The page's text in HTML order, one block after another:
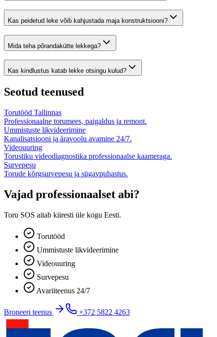
Kas peidetud leke võib kahjustada maja konstruktsiooni?
Mida teha põrandakütte lekkega?
Kas kindlustus katab lekke otsingu kulud?
Seotud teenused
Torutööd Tallinnas
Professionaalne torumees, paigaldus ja remont.
Ummistuste likvideerimine
Kanalisatsiooni ja äravoolu avamine 24/7.
Videouuring
Torustiku videodiagnostika professionaalse kaameraga.
Survepesu
Torude kõrgsurvepesu ja sügavpuhastus.
Vajad professionaalset abi?
Toru SOS aitab kiiresti üle kogu Eesti.
Torutööd
Ummistuste likvideerimine
Videouuring
Survepesu
Avariiteenus 24/7
Broneeri teenus +372 5822 4263